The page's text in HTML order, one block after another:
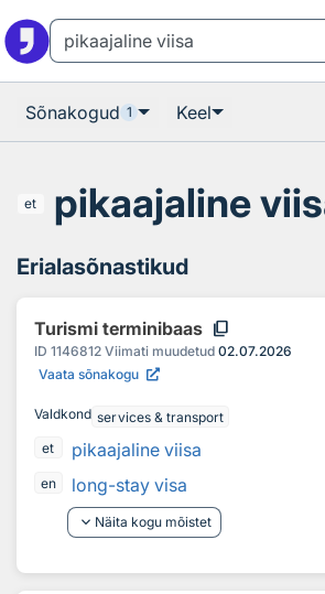
Sõnakogud 1 Keel
et pikaajaline
Erialasõnastikud
Turismi terminibaas content_copy
ID 1146812 Viimati muudetud 02.07.2026
Vaata sõnakogu
Valdkond services & transport
et
pikaajaline viisa
en
long-stay visa
keyboard_arrow_down Näita kogu mõistet